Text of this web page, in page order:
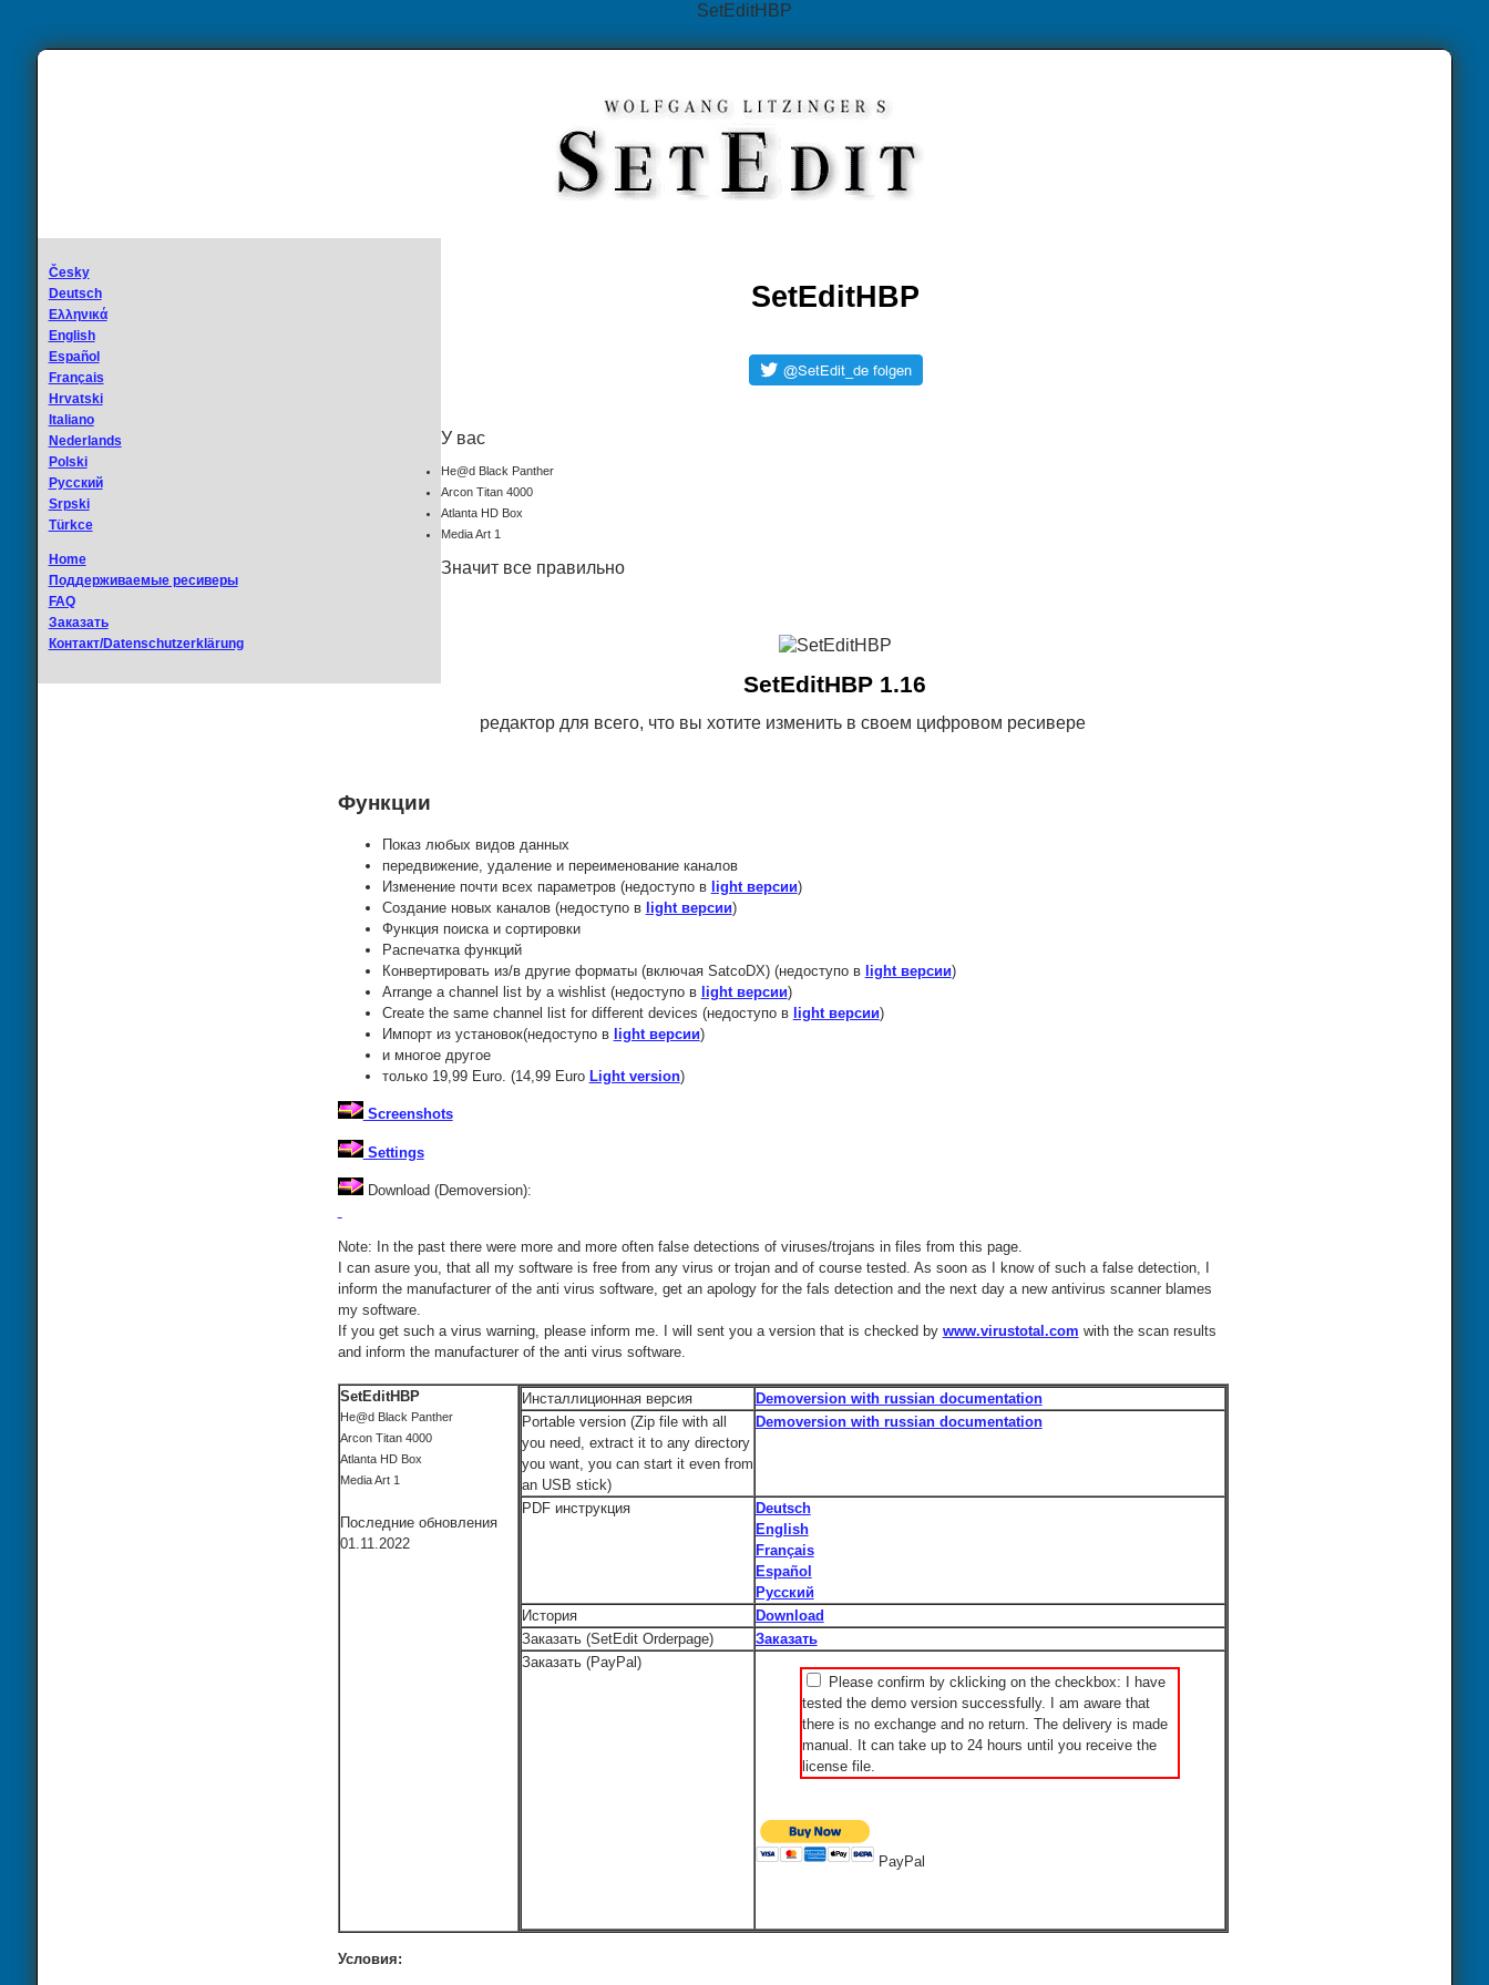
SetEditHBP
Česky
Deutsch
Ελληνικά
English
Español
Français
Hrvatski
Italiano
Nederlands
Polski
Русский
Srpski
Türkce
Home
Поддерживаемые ресиверы
FAQ
Заказать
Контакт/Datenschutzerklärung
SetEditHBP
У вас
He@d Black Panther
Arcon Titan 4000
Atlanta HD Box
Media Art 1
Значит все правильно
SetEditHBP 1.16
редактор для всего, что вы хотите изменить в своем цифровом ресивере
Функции
Показ любых видов данных
передвижение, удаление и переименование каналов
Изменение почти всех параметров (недоступо в light версии)
Создание новых каналов (недоступо в light версии)
Функция поиска и сортировки
Распечатка функций
Конвертировать из/в другие форматы (включая SatcoDX) (недоступо в light версии)
Arrange a channel list by a wishlist (недоступо в light версии)
Create the same channel list for different devices (недоступо в light версии)
Импорт из установок(недоступо в light версии)
и многое другое
только 19,99 Euro. (14,99 Euro Light version)
Screenshots
Settings
Download (Demoversion):
Note: In the past there were more and more often false detections of viruses/trojans in files from this page.
I can asure you, that all my software is free from any virus or trojan and of course tested. As soon as I know of such a false detection, I
inform the manufacturer of the anti virus software, get an apology for the fals detection and the next day a new antivirus scanner blames
my software.
If you get such a virus warning, please inform me. I will sent you a version that is checked by www.virustotal.com with the scan results
and inform the manufacturer of the anti virus software.
SetEditHBP
He@d Black Panther
Arcon Titan 4000
Atlanta HD Box
Media Art 1
Последние обновления
01.11.2022
Инсталлиционная версия
Demoversion with russian documentation
Portable version (Zip file with all
you need, extract it to any directory
you want, you can start it even from
an USB stick)
Demoversion with russian documentation
PDF инструкция
Deutsch
English
Français
Español
Русский
История
Download
Заказать (SetEdit Orderpage)
Заказать
Заказать (PayPal)
Please confirm by cklicking on the checkbox: I have
tested the demo version successfully. I am aware that
there is no exchange and no return. The delivery is made
manual. It can take up to 24 hours until you receive the
license file.
PayPal
Условия: